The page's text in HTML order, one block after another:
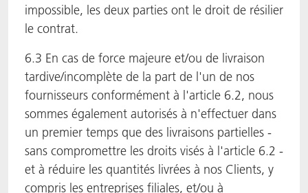
impossible, les deux parties ont le droit de résilier
le contrat.
6.3 En cas de force majeure et/ou de livraison
tardive/incomplète de la part de l'un de nos
fournisseurs conformément à l'article 6.2, nous
sommes également autorisés à n'effectuer dans
un premier temps que des livraisons partielles -
sans compromettre les droits visés à l'article 6.2 -
et à réduire les quantités livrées à nos Clients, y
compris les entreprises filiales, et/ou à